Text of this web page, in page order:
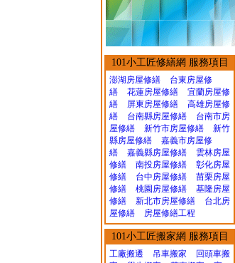
101小工匠修繕網 服務項目
澎湖房屋修繕
台東房屋修
繕
花蓮房屋修繕
宜蘭房屋修
繕
屏東房屋修繕
高雄房屋修
繕
台南縣房屋修繕
台南市房
屋修繕
新竹市房屋修繕
新竹
縣房屋修繕
嘉義市房屋修
繕
嘉義縣房屋修繕
雲林房屋
修繕
南投房屋修繕
彰化房屋
修繕
台中房屋修繕
苗栗房屋
修繕
桃園房屋修繕
基隆房屋
修繕
新北市房屋修繕
台北房
屋修繕
房屋修繕工程
101小工匠搬家網 服務項目
工廠搬遷 吊車搬家
回頭車搬